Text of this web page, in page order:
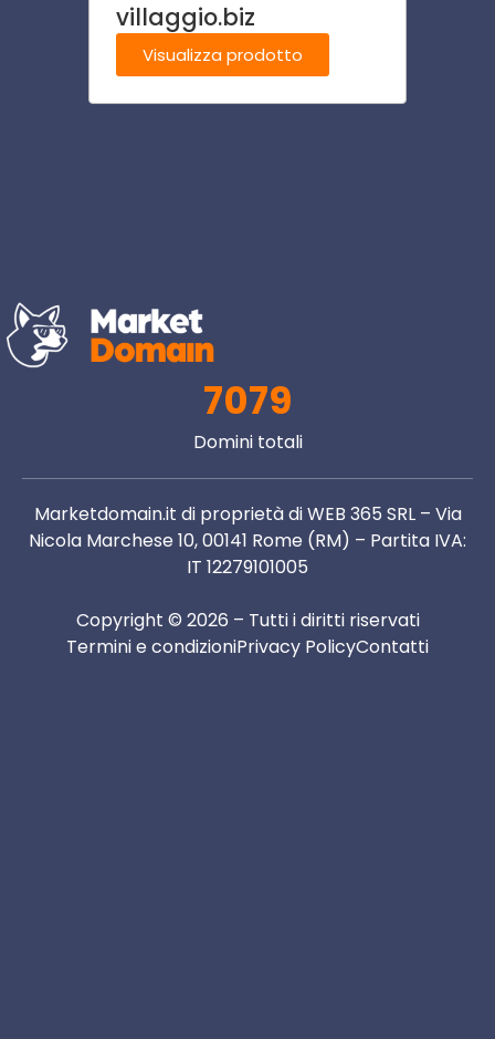
villaggio.biz
Visualizza prodotto
7079
Domini totali
Marketdomain.it di proprietà di WEB 365 SRL – Via
Nicola Marchese 10, 00141 Rome (RM) – Partita IVA:
IT 12279101005
Copyright © 2026 – Tutti i diritti riservati
Termini e condizioniPrivacy PolicyContatti